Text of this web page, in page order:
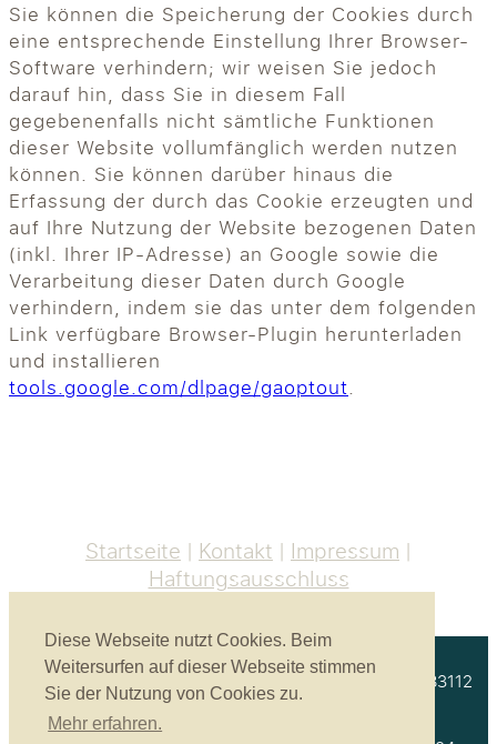
Diese Webseite nutzt Cookies. Beim
Weitersurfen auf dieser Webseite stimmen
Sie der Nutzung von Cookies zu.
Mehr erfahren.
Sie können die Speicherung der Cookies durch
eine entsprechende Einstellung Ihrer Browser-
Software verhindern; wir weisen Sie jedoch
darauf hin, dass Sie in diesem Fall
gegebenenfalls nicht sämtliche Funktionen
dieser Website vollumfänglich werden nutzen
können. Sie können darüber hinaus die
Erfassung der durch das Cookie erzeugten und
auf Ihre Nutzung der Website bezogenen Daten
(inkl. Ihrer IP-Adresse) an Google sowie die
Verarbeitung dieser Daten durch Google
verhindern, indem sie das unter dem folgenden
Link verfügbare Browser-Plugin herunterladen
und installieren
tools.google.com/dlpage/gaoptout.
Startseite Kontakt
Impressum
Haftungsausschluss
Akustikbau Heinrich GmbH | Unterprienmühle 4 a | 83112
Frasdorf